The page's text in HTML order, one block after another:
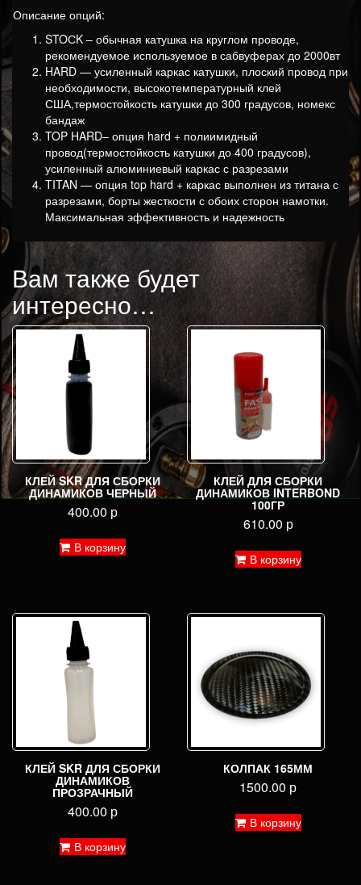
Описание опций:
STOСK – обычная катушка на круглом проводе,
рекомендуемое используемое в сабвуферах до 2000вт
HARD — усиленный каркас катушки, плоский провод при
необходимости, высокотемпературный клей
США,термостойкость катушки до 300 градусов, номекс
бандаж
TOP HARD– опция hard + полиимидный
провод(термостойкость катушки до 400 градусов),
усиленный алюминиевый каркас с разрезами
TITAN — опция top hard + каркас выполнен из титана с
разрезами, борты жесткости с обоих сторон намотки.
Максимальная эффективность и надежность
Вам также будет
интересно…
КЛЕЙ SKR ДЛЯ СБОРКИ
ДИНАМИКОВ ЧЕРНЫЙ
400.00 р
В корзину
КЛЕЙ ДЛЯ СБОРКИ
ДИНАМИКОВ INTERBOND
100ГР
610.00 р
В корзину
КЛЕЙ SKR ДЛЯ СБОРКИ
ДИНАМИКОВ
ПРОЗРАЧНЫЙ
400.00 р
В корзину
КОЛПАК 165ММ
1500.00 р
В корзину